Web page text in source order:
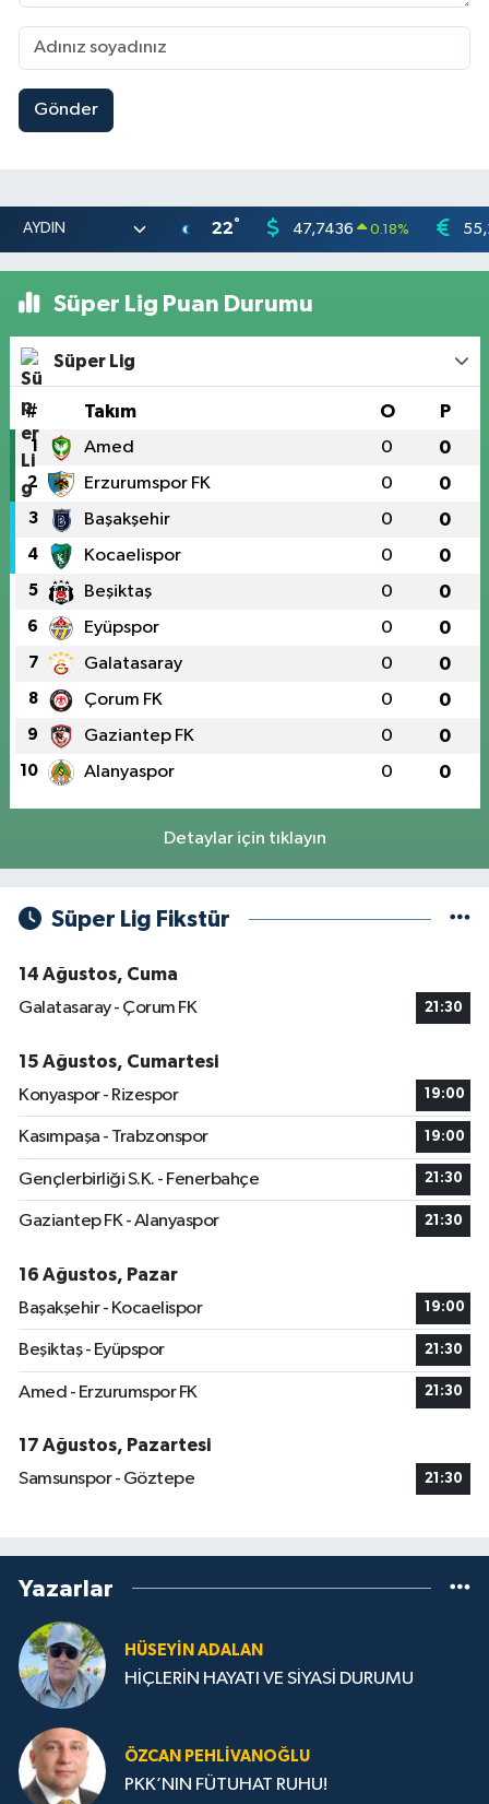
Gönder
22° 47,7436 0.18%
Süper Lig Puan Durumu
Süper Lig
# Takım O P
1 Amed 0 0
2 Erzurumspor FK 0 0
3 Başakşehir 0 0
4 Kocaelispor 0 0
5 Beşiktaş 0 0
6 Eyüpspor 0 0
7 Galatasaray 0 0
8 Çorum FK 0 0
9 Gaziantep FK 0 0
10 Alanyaspor 0 0
Detaylar için tıklayın
Süper Lig Fikstür
14 Ağustos, Cuma
Galatasaray - Çorum FK
21:30
15 Ağustos, Cumartesi
Konyaspor - Rizespor
19:00
Kasımpaşa - Trabzonspor 19:00
Gençlerbirliği S.K. - Fenerbahçe 21:30
Gaziantep FK - Alanyaspor 21:30
16 Ağustos, Pazar
Başakşehir - Kocaelispor
19:00
Beşiktaş - Eyüpspor 21:30
Amed - Erzurumspor FK 21:30
17 Ağustos, Pazartesi
Samsunspor - Göztepe
21:30
Yazarlar
HÜSEYIN ADALAN
HİÇLERİN HAYATI VE SİYASİ DURUMU
ÖZCAN PEHLIVANOĞLU
PKK’NIN FÜTUHAT RUHU!